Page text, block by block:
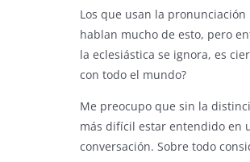
Los que usan la pronunciación
hablan mucho de esto, pero
la eclesiástica se ignora, es
con todo el mundo?
Me preocupo que sin la
más difícil estar entendido en
conversación. Sobre todo